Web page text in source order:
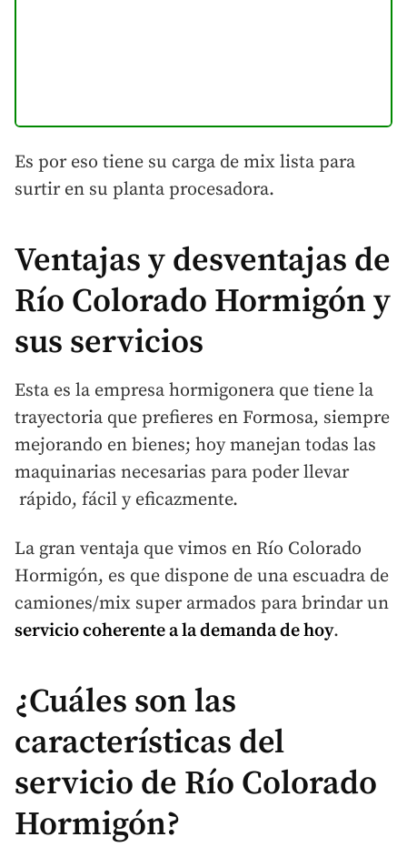
Es por eso tiene su carga de mix lista para
surtir en su planta procesadora.
Ventajas y desventajas de
Río Colorado Hormigón y
sus servicios
Esta es la empresa hormigonera que tiene la
trayectoria que prefieres en Formosa, siempre
mejorando en bienes; hoy manejan todas las
maquinarias necesarias para poder llevar
rápido, fácil y eficazmente.
La gran ventaja que vimos en Río Colorado
Hormigón, es que dispone de una escuadra de
camiones/mix super armados para brindar un
servicio coherente a la demanda de hoy.
¿Cuáles son las
características del
servicio de Río Colorado
Hormigón?